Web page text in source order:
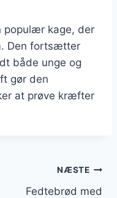
populær kage, der
Den fortsætter
både unge og
gør den
at prøve kræfter
NÆSTE
Fedtebrød med